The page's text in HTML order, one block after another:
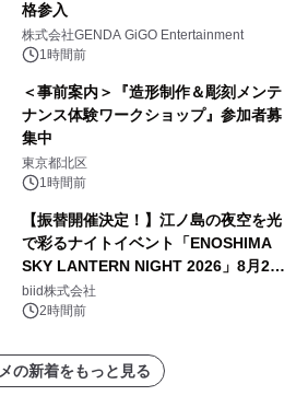
格参入
株式会社GENDA GiGO Entertainment
1時間前
＜事前案内＞『造形制作＆彫刻メンテ
ナンス体験ワークショップ』参加者募
集中
東京都北区
1時間前
【振替開催決定！】江ノ島の夜空を光
で彩るナイトイベント「ENOSHIMA
SKY LANTERN NIGHT 2026」8月22
日(土)振替開催＆受付スタート！
biid株式会社
2時間前
の新着をもっと見る